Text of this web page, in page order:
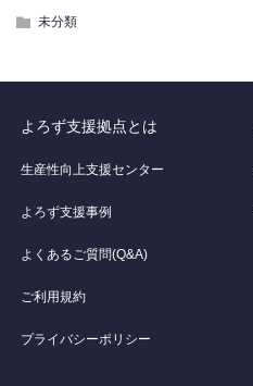
未分類
よろず支援拠点とは
生産性向上支援センター
よろず支援事例
よくあるご質問(Q&A)
ご利用規約
プライバシーポリシー